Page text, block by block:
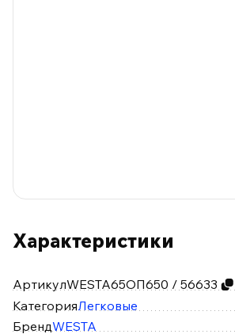
Характеристики
АртикулWESTA65ОП650 / 56633
КатегорияЛегковые
БрендWESTA